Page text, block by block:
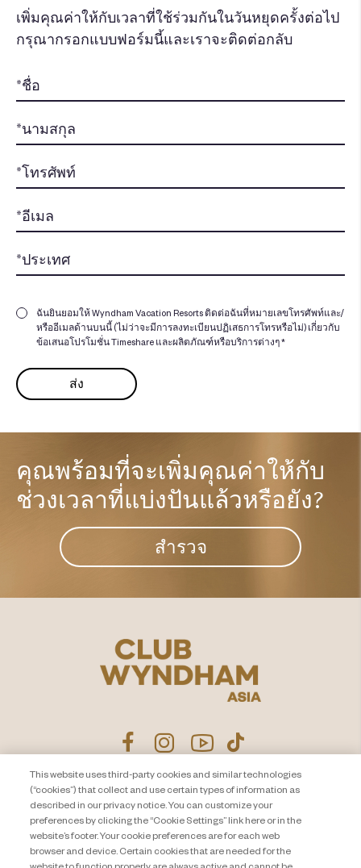
เพิ่มคุณค่าให้กับเวลาที่ใช้ร่วมกันในวันหยุดครั้งต่อไป
กรุณากรอกแบบฟอร์มนี้และเราจะติดต่อกลับ
ฉันยินยอมให้ Wyndham Vacation Resorts ติดต่อฉันที่หมายเลขโทรศัพท์และ/
หรืออีเมลด้านบนนี้ (ไม่ว่าจะมีการลงทะเบียนปฏิเสธการโทรหรือไม่) เกี่ยวกับ
ข้อเสนอโปรโมชั่น Timeshare และผลิตภัณฑ์หรือบริการต่างๆ *
คุณพร้อมที่จะเพิ่มคุณค่าให้กับ
ช่วงเวลาที่แบ่งปันแล้วหรือยัง?​
สำรวจ
ประกาศนโยบายความเป็นส่วน
About Travel + Leisure Co
Cookie Settings
ติดต่อเรา
แผนผังเว็บไซต์
This website uses third-party cookies and similar technologies
(“cookies”) that collect and use certain types of information as
described in our privacy notice. You can customize your
preferences by clicking the “Cookie Settings” link here or in the
website’s footer. Your cookie preferences are for each web
browser and device. Certain cookies that are needed for the